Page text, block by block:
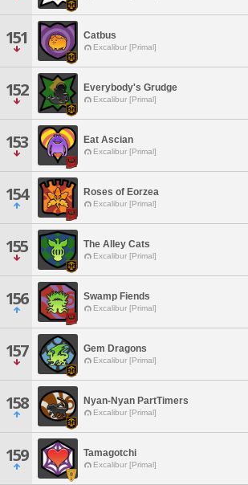
151 Catbus
Excalibur [Primal]
152 Everybody's Grudge
Excalibur [Primal]
153 Eat Ascian
Excalibur [Primal]
154 Roses of Eorzea
Excalibur [Primal]
155 The Alley Cats
Excalibur [Primal]
156 Swamp Fiends
Excalibur [Primal]
157 Gem Dragons
Excalibur [Primal]
158 Nyan-Nyan PartTimers
Excalibur [Primal]
159 Tamagotchi
Excalibur [Primal]